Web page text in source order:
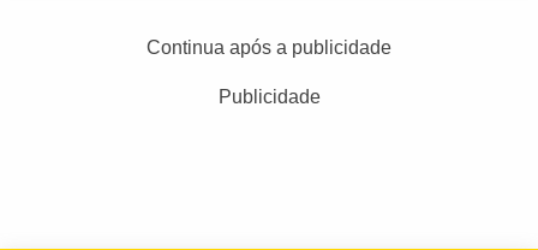
Continua após a publicidade
Publicidade